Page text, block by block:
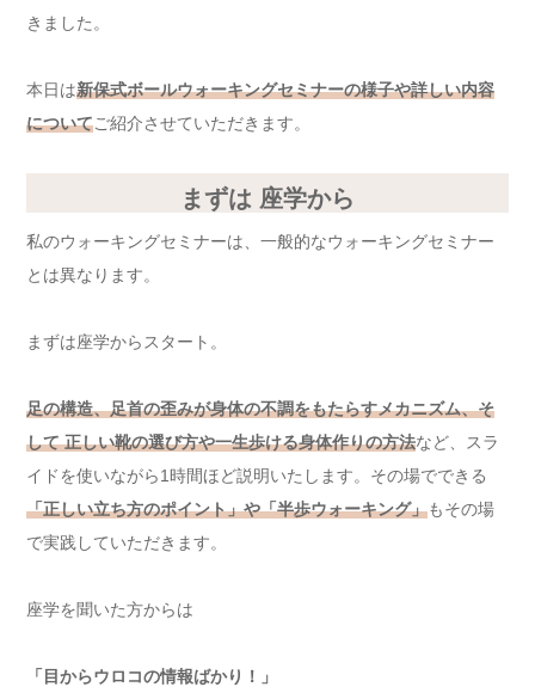
きました。
本日は新保式ボールウォーキングセミナーの様子や詳しい内容
についてご紹介させていただきます。
まずは 座学から
私のウォーキングセミナーは、一般的なウォーキングセミナー
とは異なります。
まずは座学からスタート。
足の構造、足首の歪みが身体の不調をもたらすメカニズム、そ
して 正しい靴の選び方や一生歩ける身体作りの方法など、スラ
イドを使いながら1時間ほど説明いたします。その場でできる
「正しい立ち方のポイント」や「半歩ウォーキング」もその場
で実践していただきます。
座学を聞いた方からは
「目からウロコの情報ばかり！」